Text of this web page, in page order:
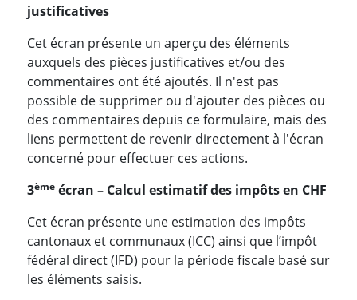
justificatives
Cet écran présente un aperçu des éléments
auxquels des pièces justificatives et/ou des
commentaires ont été ajoutés. Il n'est pas
possible de supprimer ou d'ajouter des pièces ou
des commentaires depuis ce formulaire, mais des
liens permettent de revenir directement à l'écran
concerné pour effectuer ces actions.
3ème écran – Calcul estimatif des impôts en CHF
Cet écran présente une estimation des impôts
cantonaux et communaux (ICC) ainsi que l’impôt
fédéral direct (IFD) pour la période fiscale basé sur
les éléments saisis.